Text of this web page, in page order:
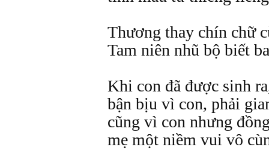
Thương thay chín chữ
Tam niên nhũ bộ biết
Khi con đã được sinh
bận bịu vì con, phải
cũng vì con nhưng
mẹ một niềm vui vô